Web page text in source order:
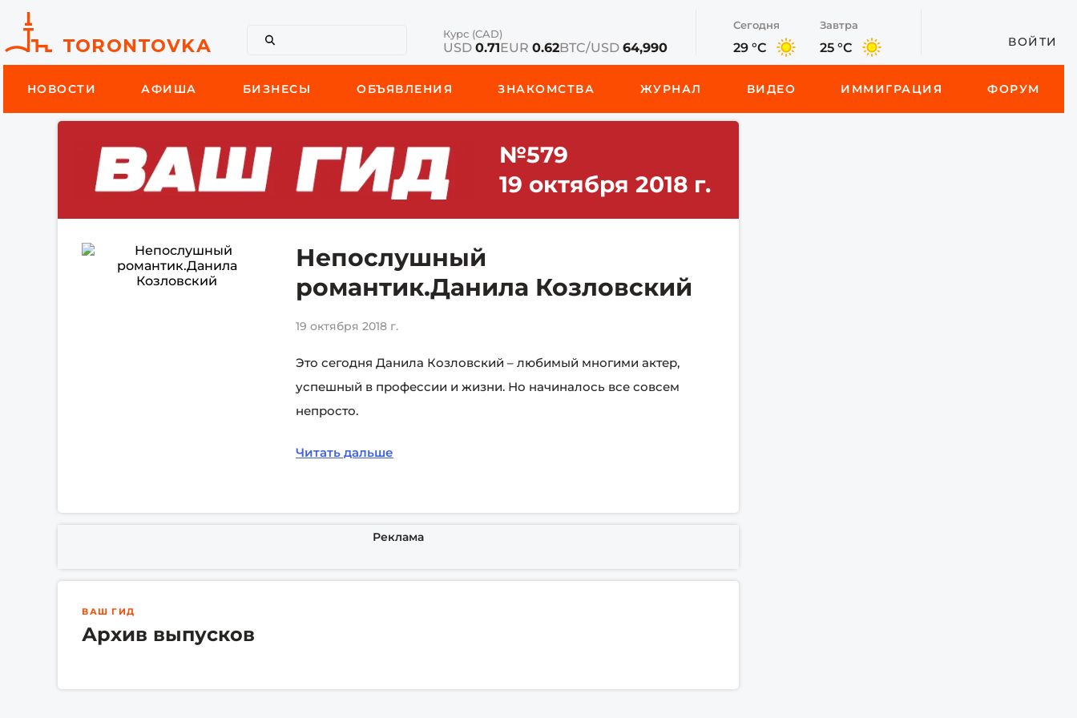
Курс (CAD)
USD0.71EUR0.62BTC/USD64,990
Сегодня
29 °C
Завтра
25 °C ВОЙТИ
НОВОСТИ АФИША БИЗНЕСЫ ОБЪЯВЛЕНИЯ ЗНАКОМСТВА ЖУРНАЛ ВИДЕО ИММИГРАЦИЯ ФОРУМ
№579
19 октября 2018 г.
Непослушный
романтик.Данила Козловский
19 октября 2018 г.
Это сегодня Данила Козловский – любимый многими актер,
успешный в профессии и жизни. Но начиналось все совсем
непросто.
Читать дальше
Реклама
ВАШ ГИД
Архив выпусков